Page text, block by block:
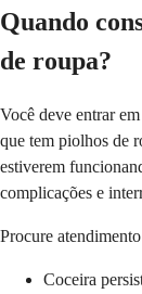
Quando
de roupa?
Você deve entrar
que tem piolhos de
estiverem
complicações e
Procure
Coceira